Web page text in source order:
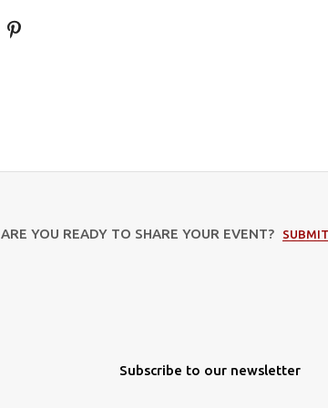
ARE YOU READY TO SHARE YOUR EVENT?
Subscribe to our newsletter